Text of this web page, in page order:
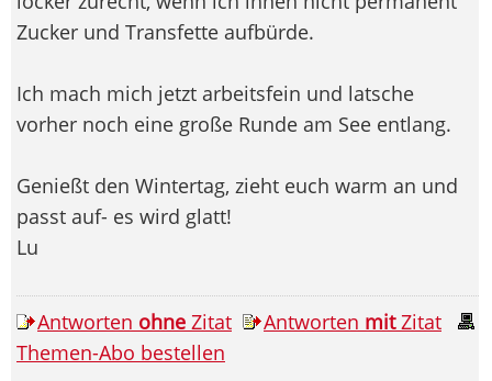
Zucker und Transfette aufbürde.
Ich mach mich jetzt arbeitsfein und latsche
vorher noch eine große Runde am See entlang.
Genießt den Wintertag, zieht euch warm an und
passt auf- es wird glatt!
Lu
Antworten ohne Zitat Antworten mitZitat
Themen-Abo bestellen